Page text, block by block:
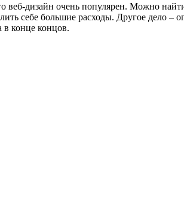
веб-дизайн очень популярен. Можно
себе большие расходы. Другое дело –
в конце концов.